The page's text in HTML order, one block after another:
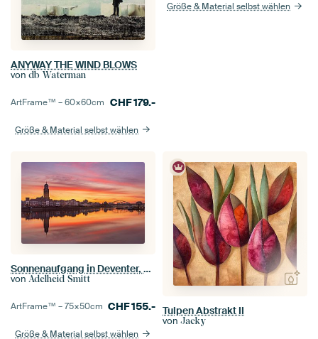
ANYWAY THE WIND BLOWS
von db Waterman
ArtFrame™ –60×60cm CHF179.-
Größe & Material selbst wählen
Größe & Material selbst wählen
Sonnenaufgang in Deventer, Niederlande
von Adelheid Smitt
ArtFrame™ –75×50cm CHF155.-
Größe & Material selbst wählen
Tulpen Abstrakt II
von Jacky